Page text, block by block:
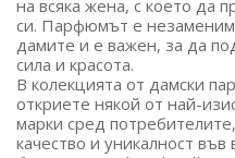
на всяка жена, с което да
си. Парфюмът е незаменим
дамите и е важен, за да
сила и красота.
В колекцията от дамски
откриете някой от най-
марки сред
качество и уникалност